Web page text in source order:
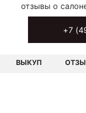
+7
ВЫКУП
отзывы о